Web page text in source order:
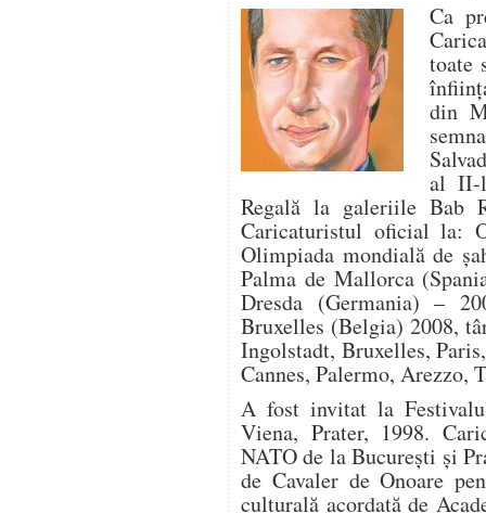
Ca
toate
din
al II-
Regală la galeriile Bab
Caricaturistul ofi­cial la:
Olimpiada mondială de
Palma de Mallorca
Dresda (Germania) –
Bruxelles (Belgia) 2008,
Ingolstadt, Bruxelles,
Cannes, Palermo, Arezzo,
A fost invitat la
Viena, Prater, 1998.
NATO de la Bucureşti şi
de Cavaler de Onoare
culturală acordată de